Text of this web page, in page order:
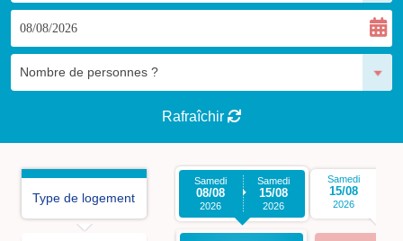
Rafraîchir
Type de logement
Samedi
08/08
2026
Samedi
15/08
2026
Samedi
15/08
2026